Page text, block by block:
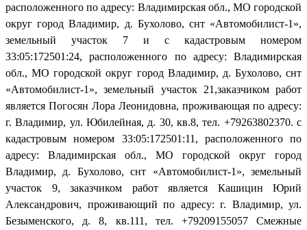
расположенного по адресу: Владимирская обл., МО городской
округ город Владимир, д. Бухолово, снт «Автомобилист-1»,
земельный участок 7 и с кадастровым номером
33:05:172501:24, расположенного по адресу: Владимирская
обл., МО городской округ город Владимир, д. Бухолово, снт
«Автомобилист-1», земельный участок 21,заказчиком работ
является Погосян Лора Леонидовна, проживающая по адресу:
г. Владимир, ул. Юбилейная, д. 30, кв.8, тел. +79263802370. с
кадастровым номером 33:05:172501:11, расположенного по
адресу: Владимирская обл., МО городской округ город
Владимир, д. Бухолово, снт «Автомобилист-1», земельный
участок 9, заказчиком работ является Кашицин Юрий
Александрович, проживающий по адресу: г. Владимир, ул.
Безыменского, д. 8, кв.111, тел. +79209155057 Смежные